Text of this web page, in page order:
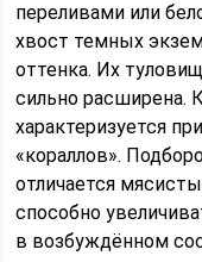
переливами или
хвост темных
оттенка. Их
сильно расширена.
характеризуется
«кораллов».
отличается
способно
в возбуждённом